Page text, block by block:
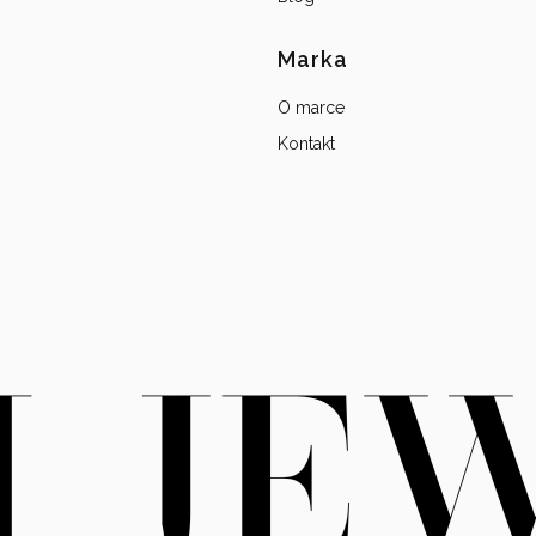
Marka
O marce
Kontakt